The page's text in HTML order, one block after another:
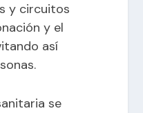
y circuitos
y el
así
se